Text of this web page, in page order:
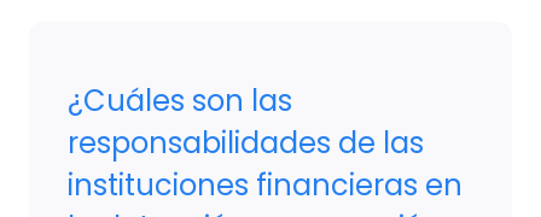
¿Cuáles son las
responsabilidades de las
instituciones financieras en